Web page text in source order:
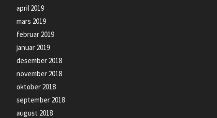
april 2019
mars 2019
februar 2019
januar 2019
desember 2018
november 2018
oktober 2018
september 2018
august 2018